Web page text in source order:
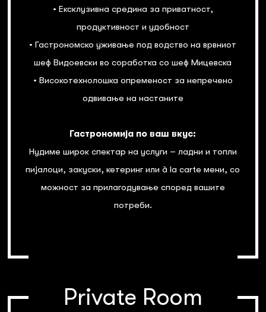
• Ексклузивна средина за приватност,
продуктивност и удобност
• Гастрономско уживање под водство на врвниот
шеф Видоевски во соработка со шеф Мицевска
• Високотехнолошка опременост за непречено
одвивање на настаните
Гастрономија по ваш вкус:
Нудиме широк спектар на услуги – ладни и топли
пијалоци, закуски, кетеринг или à la carte мени, со
можност за прилагодување според вашите
потреби.
Private Room